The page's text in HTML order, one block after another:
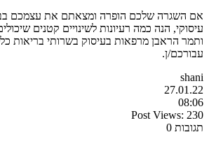
אם השגרה שלכם הופרה ומצאתם את עצמכם
עיסוקי, הנה כמה רעיונות לשינויים קטנים
ותמר הראבן מרפאות בעיסוק בשרותי בריאות
עבורכם/ן.
shani
27.01.22
08:06
Post Views: 230
תגובות 0